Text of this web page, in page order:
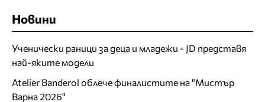
Новини
Ученически раници за деца и младежи - JD представя
най-яките модели
Atelier Banderol облече финалистите на "Мистър
Варна 2026"